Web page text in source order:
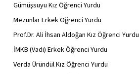
Gümüşsuyu Kız Öğrenci Yurdu
Mezunlar Erkek Öğrenci Yurdu
Prof.Dr. Ali İhsan Aldoğan Kız Öğrenci Yurdu
İMKB (Vadi) Erkek Öğrenci Yurdu
Verda Üründül Kız Öğrenci Yurdu